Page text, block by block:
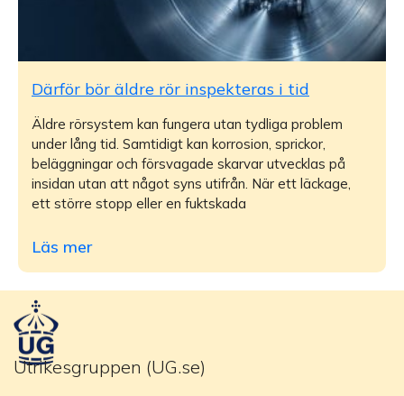
Därför bör äldre rör inspekteras i tid
Äldre rörsystem kan fungera utan tydliga problem
under lång tid. Samtidigt kan korrosion, sprickor,
beläggningar och försvagade skarvar utvecklas på
insidan utan att något syns utifrån. När ett läckage,
ett större stopp eller en fuktskada
Läs mer
Utrikesgruppen (UG.se)